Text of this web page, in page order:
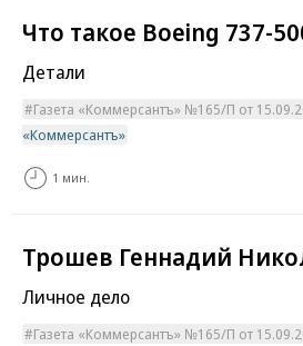
Что такое Boeing 737-
Детали
Газета «Коммерсантъ» №165/П от
«Коммерсантъ»
1 мин.
Трошев Геннадий
Личное дело
Газета «Коммерсантъ» №165/П от